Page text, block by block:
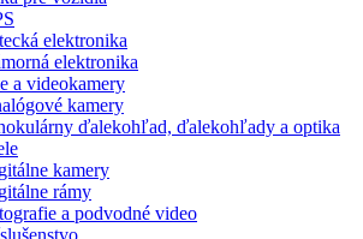
elektronika
elektronika
a videokamery
kamery
ďalekohľad, ďalekohľady a optika
kamery
rámy
a podvodné video